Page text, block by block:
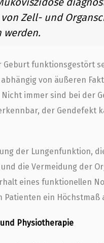
Zell- und
werden.
funktionsgestört
von äußeren
immer sind bei der
der Gendefekt
der Lungenfunktion,
die Vermeidung der
eines funktionellen
Patienten ein
Physiotherapie